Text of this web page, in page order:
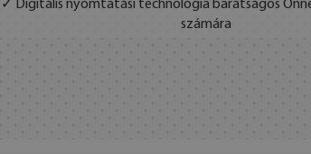
✓ Digitális nyomtatási technológia barátságos
számára